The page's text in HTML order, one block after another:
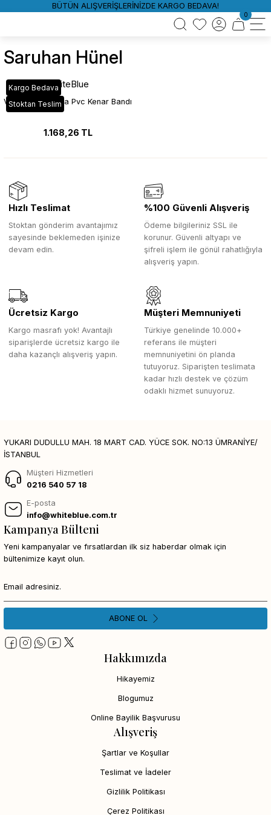
BÜTÜN ALIŞVERİŞLERİNİZDE KARGO BEDAVA!
0
Saruhan Hünel
Kargo Bedava
Stoktan Teslim
WhiteBlue
VT_826 Sardunya Pvc Kenar Bandı
1.168,26 TL
Hızlı Teslimat
Stoktan gönderim avantajımız
sayesinde beklemeden işinize
devam edin.
%100 Güvenli Alışveriş
Ödeme bilgileriniz SSL ile
korunur. Güvenli altyapı ve
şifreli işlem ile gönül rahatlığıyla
alışveriş yapın.
Ücretsiz Kargo
Kargo masrafı yok! Avantajlı
siparişlerde ücretsiz kargo ile
daha kazançlı alışveriş yapın.
Müşteri Memnuniyeti
Türkiye genelinde 10.000+
referans ile müşteri
memnuniyetini ön planda
tutuyoruz. Siparişten teslimata
kadar hızlı destek ve çözüm
odaklı hizmet sunuyoruz.
YUKARI DUDULLU MAH. 18 MART CAD. YÜCE SOK. NO:13 ÜMRANİYE/
İSTANBUL
Müşteri Hizmetleri
0216 540 57 18
E-posta
info@whiteblue.com.tr
Hakkımızda
Hikayemiz
Blogumuz
Online Bayilik Başvurusu
Alışveriş
Şartlar ve Koşullar
Teslimat ve İadeler
Gizlilik Politikası
Çerez Politikası
Kampanya Bülteni
Yeni kampanyalar ve fırsatlardan ilk siz haberdar olmak için
bültenimize kayıt olun.
ABONE OL